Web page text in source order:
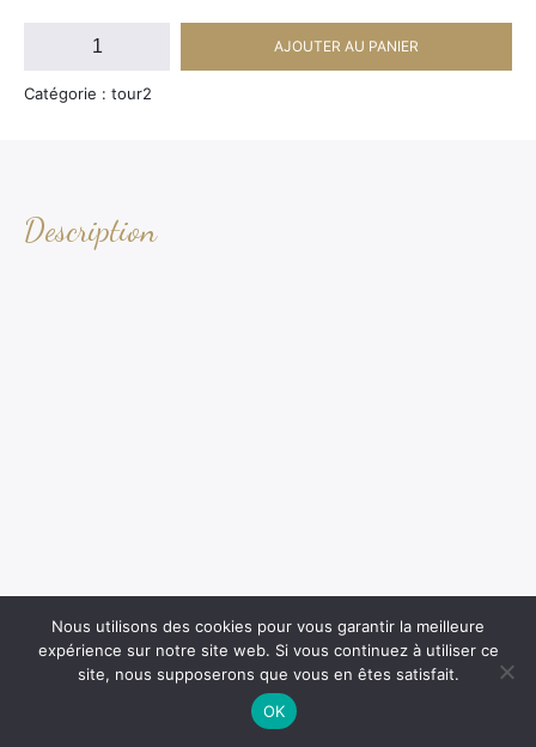
quantité
2026_FSGT_Samedi_tour2_039
AJOUTER AU PANIER
Catégorie : tour2
Description
Nous utilisons des cookies pour vous garantir la meilleure
expérience sur notre site web. Si vous continuez à utiliser ce
site, nous supposerons que vous en êtes satisfait.
OK